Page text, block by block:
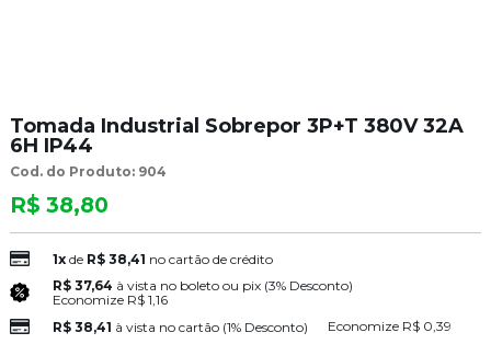
Tomada Industrial Sobrepor 3P+T 380V 32A
6H IP44
Cod. do Produto: 904
R$ 38,80
1xde R$ 38,41 no cartão de crédito
R$ 37,64 à vista no boleto ou pix (3% Desconto)
Economize R$ 1,16
R$ 38,41 à vista no cartão (1% Desconto) Economize R$ 0,39